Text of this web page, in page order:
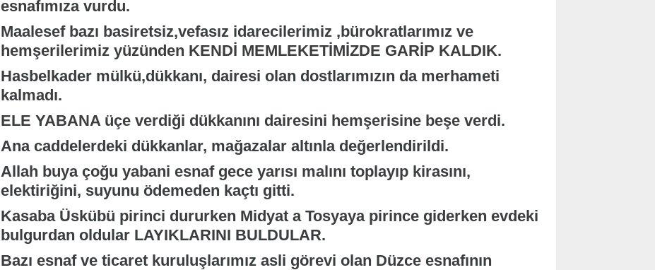
esnafımıza vurdu.
Maalesef bazı basiretsiz,vefasız idarecilerimiz ,bürokratlarımız ve
hemşerilerimiz yüzünden KENDİ MEMLEKETİMİZDE GARİP KALDIK.
Hasbelkader mülkü,dükkanı, dairesi olan dostlarımızın da merhameti
kalmadı.
ELE YABANA üçe verdiği dükkanını dairesini hemşerisine beşe verdi.
Ana caddelerdeki dükkanlar, mağazalar altınla değerlendirildi.
Allah buya çoğu yabani esnaf gece yarısı malını toplayıp kirasını,
elektiriğini, suyunu ödemeden kaçtı gitti.
Kasaba Üskübü pirinci dururken Midyat a Tosyaya pirince giderken evdeki
bulgurdan oldular LAYIKLARINI BULDULAR.
Bazı esnaf ve ticaret kuruluşlarımız asli görevi olan Düzce esnafının